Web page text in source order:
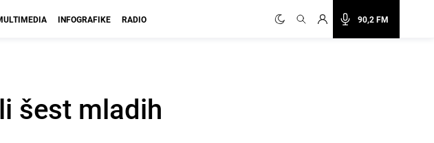
90,2 FM
INFOGRAFIKE RADIO
šest mladih